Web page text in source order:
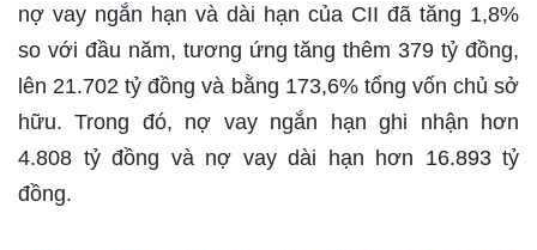
nợ vay ngắn hạn và dài hạn của CII đã tăng 1,8%
so với đầu năm, tương ứng tăng thêm 379 tỷ đồng,
lên 21.702 tỷ đồng và bằng 173,6% tổng vốn chủ sở
hữu. Trong đó, nợ vay ngắn hạn ghi nhận hơn
4.808 tỷ đồng và nợ vay dài hạn hơn 16.893 tỷ
đồng.